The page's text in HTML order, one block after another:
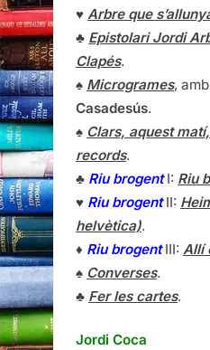
♥ Arbre que
♣ Epistolari Jordi
Clapés.
♠ Microgrames, amb
Casadesús.
♠ Clars, aquest
records.
♣ Riu brogentI: Riu
♥ Riu brogentII:
helvètica).
♦ Riu brogentIII: Allí
♠ Converses.
♣ Fer les cartes.
Jordi Coca